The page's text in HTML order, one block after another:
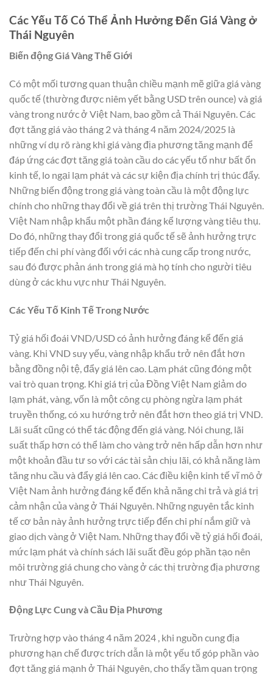
Các Yếu Tố Có Thể Ảnh Hưởng Đến Giá Vàng ở
Thái Nguyên
Biến động Giá Vàng Thế Giới
Có một mối tương quan thuận chiều mạnh mẽ giữa giá vàng
quốc tế (thường được niêm yết bằng USD trên ounce) và giá
vàng trong nước ở Việt Nam, bao gồm cả Thái Nguyên. Các
đợt tăng giá vào tháng 2 và tháng 4 năm 2024/2025 là
những ví dụ rõ ràng khi giá vàng địa phương tăng mạnh để
đáp ứng các đợt tăng giá toàn cầu do các yếu tố như bất ổn
kinh tế, lo ngại lạm phát và các sự kiện địa chính trị thúc đẩy.
Những biến động trong giá vàng toàn cầu là một động lực
chính cho những thay đổi về giá trên thị trường Thái Nguyên.
Việt Nam nhập khẩu một phần đáng kể lượng vàng tiêu thụ.
Do đó, những thay đổi trong giá quốc tế sẽ ảnh hưởng trực
tiếp đến chi phí vàng đối với các nhà cung cấp trong nước,
sau đó được phản ánh trong giá mà họ tính cho người tiêu
dùng ở các khu vực như Thái Nguyên.
Các Yếu Tố Kinh Tế Trong Nước
Tỷ giá hối đoái VND/USD có ảnh hưởng đáng kể đến giá
vàng. Khi VND suy yếu, vàng nhập khẩu trở nên đắt hơn
bằng đồng nội tệ, đẩy giá lên cao. Lạm phát cũng đóng một
vai trò quan trọng. Khi giá trị của Đồng Việt Nam giảm do
lạm phát, vàng, vốn là một công cụ phòng ngừa lạm phát
truyền thống, có xu hướng trở nên đắt hơn theo giá trị VND.
Lãi suất cũng có thể tác động đến giá vàng. Nói chung, lãi
suất thấp hơn có thể làm cho vàng trở nên hấp dẫn hơn như
một khoản đầu tư so với các tài sản chịu lãi, có khả năng làm
tăng nhu cầu và đẩy giá lên cao. Các điều kiện kinh tế vĩ mô ở
Việt Nam ảnh hưởng đáng kể đến khả năng chi trả và giá trị
cảm nhận của vàng ở Thái Nguyên. Những nguyên tắc kinh
tế cơ bản này ảnh hưởng trực tiếp đến chi phí nắm giữ và
giao dịch vàng ở Việt Nam. Những thay đổi về tỷ giá hối đoái,
mức lạm phát và chính sách lãi suất đều góp phần tạo nên
môi trường giá chung cho vàng ở các thị trường địa phương
như Thái Nguyên.
Động Lực Cung và Cầu Địa Phương
Trường hợp vào tháng 4 năm 2024 , khi nguồn cung địa
phương hạn chế được trích dẫn là một yếu tố góp phần vào
đợt tăng giá mạnh ở Thái Nguyên, cho thấy tầm quan trọng